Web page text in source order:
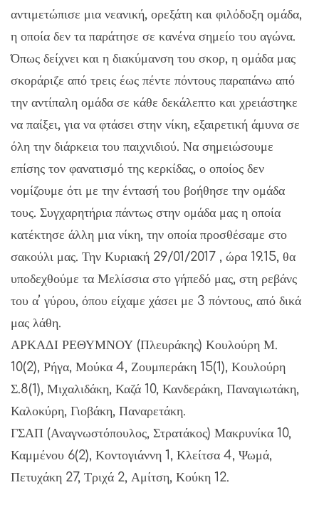
αντιμετώπισε μια νεανική, ορεξάτη και φιλόδοξη ομάδα,
η οποία δεν τα παράτησε σε κανένα σημείο του αγώνα.
Όπως δείχνει και η διακύμανση του σκορ, η ομάδα μας
σκοράριζε από τρεις έως πέντε πόντους παραπάνω από
την αντίπαλη ομάδα σε κάθε δεκάλεπτο και χρειάστηκε
να παίξει, για να φτάσει στην νίκη, εξαιρετική άμυνα σε
όλη την διάρκεια του παιχνιδιού. Να σημειώσουμε
επίσης τον φανατισμό της κερκίδας, ο οποίος δεν
νομίζουμε ότι με την έντασή του βοήθησε την ομάδα
τους. Συγχαρητήρια πάντως στην ομάδα μας η οποία
κατέκτησε άλλη μια νίκη, την οποία προσθέσαμε στο
σακούλι μας. Την Κυριακή 29/01/2017 , ώρα 19.15, θα
υποδεχθούμε τα Μελίσσια στο γήπεδό μας, στη ρεβάνς
του α’ γύρου, όπου είχαμε χάσει με 3 πόντους, από δικά
μας λάθη.
ΑΡΚΑΔΙ ΡΕΘΥΜΝΟΥ (Πλευράκης) Κουλούρη Μ.
10(2), Ρήγα, Μούκα 4, Ζουμπεράκη 15(1), Κουλούρη
Σ.8(1), Μιχαλιδάκη, Καζά 10, Κανδεράκη, Παναγιωτάκη,
Καλοκύρη, Γιοβάκη, Παναρετάκη.
ΓΣΑΠ (Αναγνωστόπουλος, Στρατάκος) Μακρυνίκα 10,
Καμμένου 6(2), Κοντογιάννη 1, Κλείτσα 4, Ψωμά,
Πετυχάκη 27, Τριχά 2, Αμίτση, Κούκη 12.